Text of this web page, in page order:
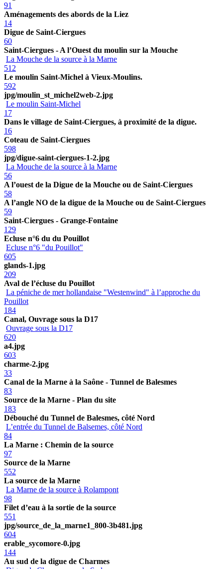
91
Aménagements des abords de la Liez
14
Digue de Saint-Ciergues
60
Saint-Ciergues - A l’Ouest du moulin sur la Mouche
La Mouche de la source à la Marne
512
Le moulin Saint-Michel à Vieux-Moulins.
592
jpg/moulin_st_michel2web-2.jpg
Le moulin Saint-Michel
17
Dans le village de Saint-Ciergues, à proximité de la digue.
16
Coteau de Saint-Ciergues
598
jpg/digue-saint-ciergues-1-2.jpg
La Mouche de la source à la Marne
56
A l’ouest de la Digue de la Mouche ou de Saint-Ciergues
58
A l’angle NO de la digue de la Mouche ou de Saint-Ciergues
59
Saint-Ciergues - Grange-Fontaine
129
Ecluse n°6 du du Pouillot
Ecluse n°6 "du Pouillot"
605
glands-1.jpg
209
Aval de l’écluse du Pouillot
La péniche de mer hollandaise "Westenwind" à l’approche du
Pouillot
184
Canal, Ouvrage sous la D17
Ouvrage sous la D17
620
a4.jpg
603
charme-2.jpg
33
Canal de la Marne à la Saône - Tunnel de Balesmes
83
Source de la Marne - Plan du site
183
Débouché du Tunnel de Balesmes, côté Nord
L’entrée du Tunnel de Balsemes, côté Nord
84
La Marne : Chemin de la source
97
Source de la Marne
552
La source de la Marne
La Marne de la source à Rolampont
98
Filet d’eau à la sortie de la source
551
jpg/source_de_la_marne1_800-3b481.jpg
604
erable_sycomore-0.jpg
144
Au sud de la digue de Charmes